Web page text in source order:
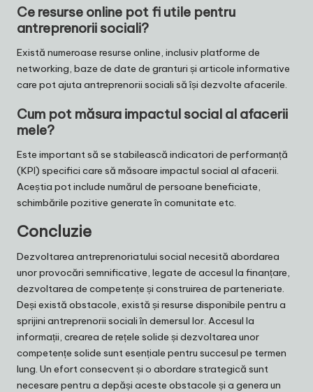
Ce resurse online pot fi utile pentru
antreprenorii sociali?
Există numeroase resurse online, inclusiv platforme de
networking, baze de date de granturi și articole informative
care pot ajuta antreprenorii sociali să își dezvolte afacerile.
Cum pot măsura impactul social al afacerii
mele?
Este important să se stabilească indicatori de performanță
(KPI) specifici care să măsoare impactul social al afacerii.
Aceștia pot include numărul de persoane beneficiate,
schimbările pozitive generate în comunitate etc.
Concluzie
Dezvoltarea antreprenoriatului social necesită abordarea
unor provocări semnificative, legate de accesul la finanțare,
dezvoltarea de competențe și construirea de parteneriate.
Deși există obstacole, există și resurse disponibile pentru a
sprijini antreprenorii sociali în demersul lor. Accesul la
informații, crearea de rețele solide și dezvoltarea unor
competențe solide sunt esențiale pentru succesul pe termen
lung. Un efort consecvent și o abordare strategică sunt
necesare pentru a depăși aceste obstacole și a genera un